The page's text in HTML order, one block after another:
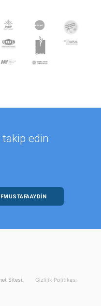
edin
Sitesi. Gizlilik Politikası